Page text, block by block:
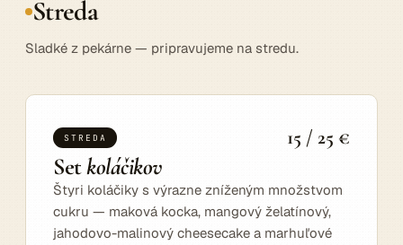
Streda
Sladké z pekárne — pripravujeme na stredu.
STREDA 15 / 25 €
Setkoláčikov
Štyri koláčiky s výrazne zníženým množstvom
cukru — maková kocka, mangový želatínový,
jahodovo-malinový cheesecake a marhuľové